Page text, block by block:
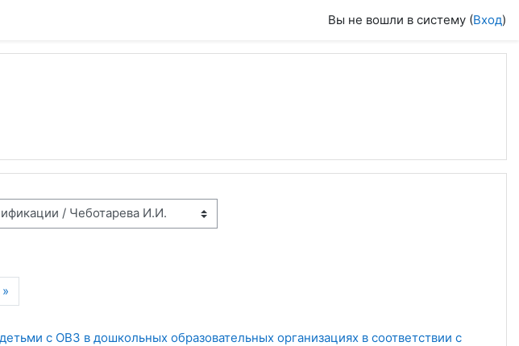
Вы не вошли в систему (Вход)
»Следующая страница
с ОВЗ в дошкольных образовательных организациях в соответствии с